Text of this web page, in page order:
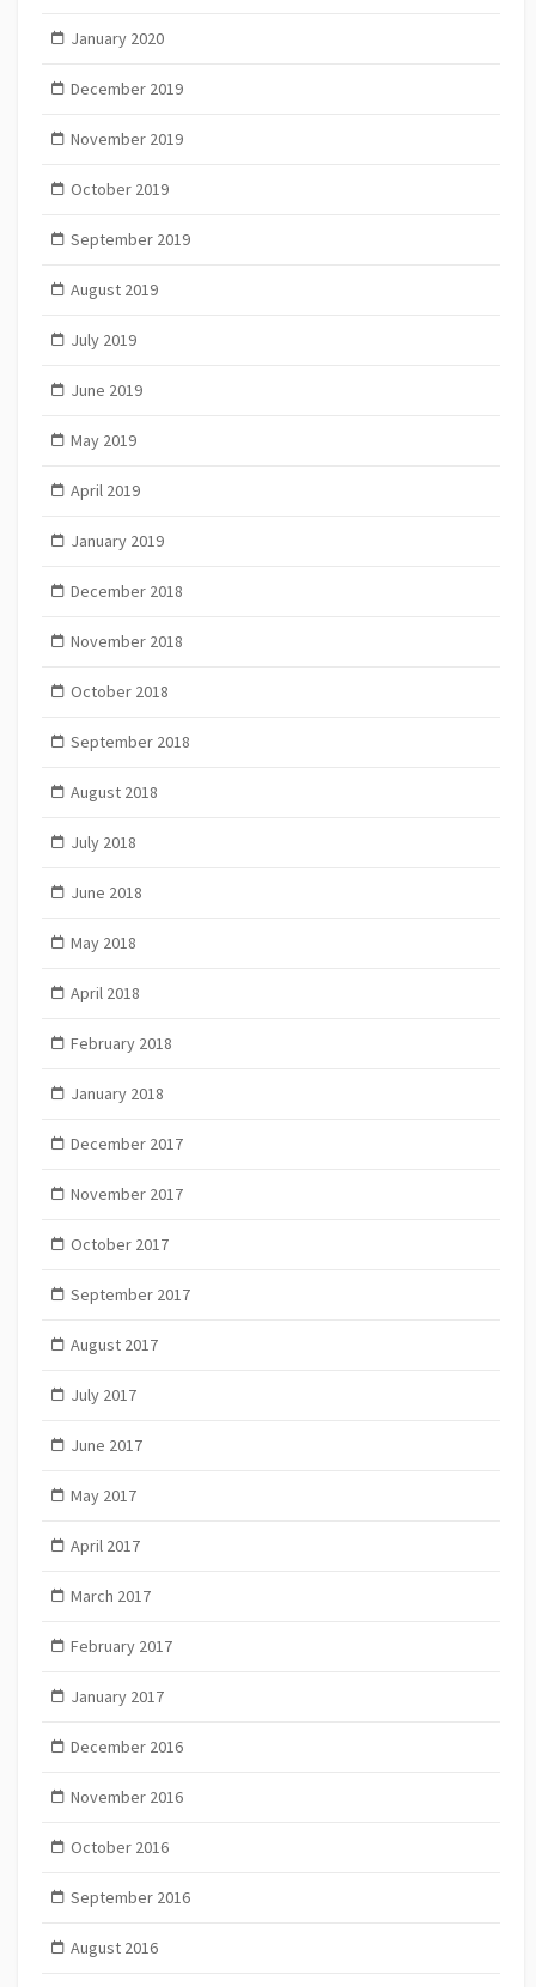
January 2020
December 2019
November 2019
October 2019
September 2019
August 2019
July 2019
June 2019
May 2019
April 2019
January 2019
December 2018
November 2018
October 2018
September 2018
August 2018
July 2018
June 2018
May 2018
April 2018
February 2018
January 2018
December 2017
November 2017
October 2017
September 2017
August 2017
July 2017
June 2017
May 2017
April 2017
March 2017
February 2017
January 2017
December 2016
November 2016
October 2016
September 2016
August 2016